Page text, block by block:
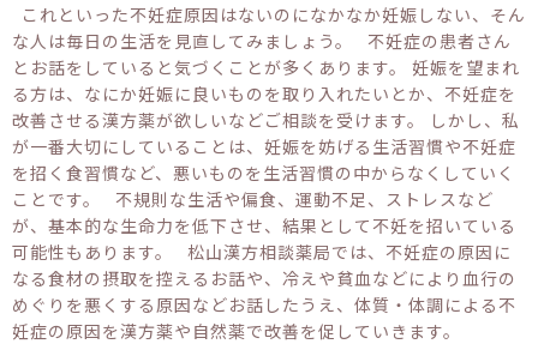
これといった不妊症原因はないのになかなか妊娠しない、そん
な人は毎日の生活を見直してみましょう。 不妊症の患者さん
とお話をしていると気づくことが多くあります。 妊娠を望まれ
る方は、なにか妊娠に良いものを取り入れたいとか、不妊症を
改善させる漢方薬が欲しいなどご相談を受けます。 しかし、私
が一番大切にしていることは、妊娠を妨げる生活習慣や不妊症
を招く食習慣など、悪いものを生活習慣の中からなくしていく
ことです。 不規則な生活や偏食、運動不足、ストレスなど
が、基本的な生命力を低下させ、結果として不妊を招いている
可能性もあります。 松山漢方相談薬局では、不妊症の原因に
なる食材の摂取を控えるお話や、冷えや貧血などにより血行の
めぐりを悪くする原因などお話したうえ、体質・体調による不
妊症の原因を漢方薬や自然薬で改善を促していきます。